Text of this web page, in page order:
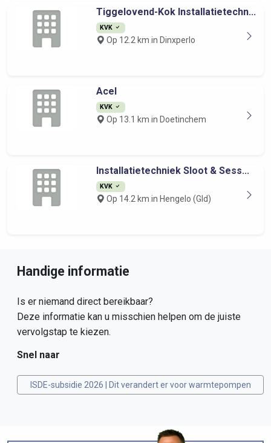
Tiggelovend-Kok Installatietechn...
KVK
Op 12.2 km in Dinxperlo
Acel
KVK
Op 13.1 km in Doetinchem
Installatietechniek Sloot & Sess...
KVK
Op 14.2 km in Hengelo (Gld)
Handige informatie
Is er niemand direct bereikbaar?
Deze informatie kan u misschien helpen om de juiste
vervolgstap te kiezen.
Snel naar
ISDE-subsidie 2026 | Dit verandert er voor warmtepompen